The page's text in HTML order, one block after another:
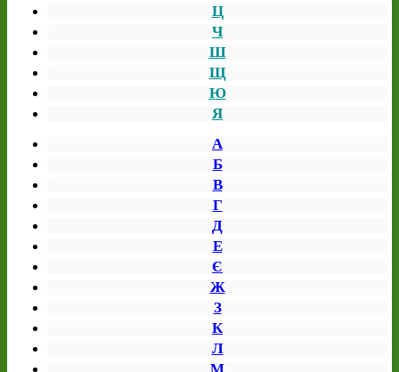
Ц
Ч
Ш
Щ
Ю
Я
А
Б
В
Г
Д
Е
Є
Ж
З
К
Л